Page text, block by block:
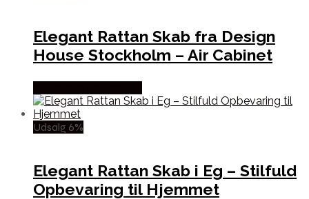
Elegant Rattan Skab fra Design
House Stockholm – Air Cabinet
Udsalg 6%
Elegant Rattan Skab i Eg – Stilfuld
Opbevaring til Hjemmet